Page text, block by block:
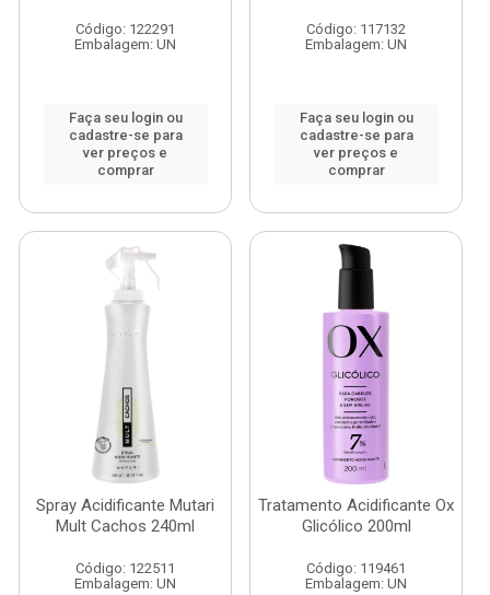
Código: 122291
Embalagem: UN
Faça seu login ou
cadastre-se para
ver preços e
comprar
Código: 117132
Embalagem: UN
Faça seu login ou
cadastre-se para
ver preços e
comprar
Spray Acidificante Mutari
Mult Cachos 240ml
Código: 122511
Embalagem: UN
Tratamento Acidificante Ox
Glicólico 200ml
Código: 119461
Embalagem: UN